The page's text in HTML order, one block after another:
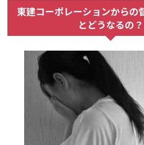
東建コーポレーションからの
とどうなるの？